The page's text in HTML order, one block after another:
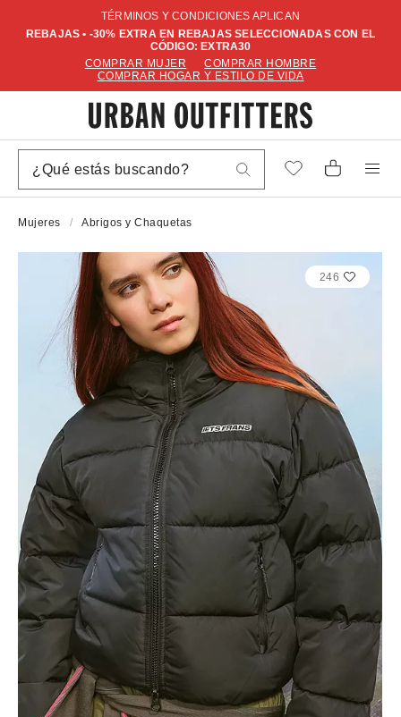
TÉRMINOS Y CONDICIONES APLICAN
REBAJAS • -30% EXTRA EN REBAJAS SELECCIONADAS CON EL
CÓDIGO: EXTRA30
COMPRAR MUJER
COMPRAR HOMBRE
COMPRAR HOGAR Y ESTILO DE VIDA
Mujeres Abrigos y Chaquetas
246